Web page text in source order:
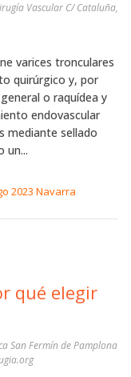
Vascular C/ Cataluña,
varices tronculares
quirúrgico y, por
o raquídea y
endovascular
mediante sellado
un...
2023 Navarra
qué elegir
San Fermín de Pamplona